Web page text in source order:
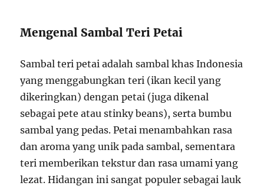
Mengenal Sambal Teri Petai
Sambal teri petai adalah sambal khas Indonesia
yang menggabungkan teri (ikan kecil yang
dikeringkan) dengan petai (juga dikenal
sebagai pete atau stinky beans), serta bumbu
sambal yang pedas. Petai menambahkan rasa
dan aroma yang unik pada sambal, sementara
teri memberikan tekstur dan rasa umami yang
lezat. Hidangan ini sangat populer sebagai lauk